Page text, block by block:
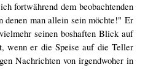
fortwährend dem beobachtenden
denen man allein sein möchte!" Er
seinen boshaften Blick auf
wenn er die Speise auf die Teller
Nachrichten von irgendwoher in